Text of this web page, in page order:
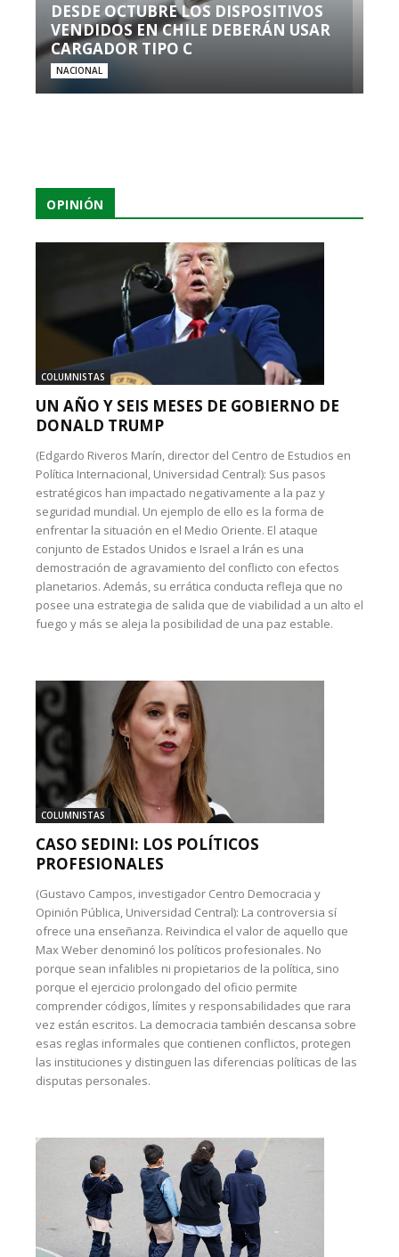
DESDE OCTUBRE LOS DISPOSITIVOS
VENDIDOS EN CHILE DEBERÁN USAR
CARGADOR TIPO C
NACIONAL
OPINIÓN
COLUMNISTAS
UN AÑO Y SEIS MESES DE GOBIERNO DE
DONALD TRUMP
(Edgardo Riveros Marín, director del Centro de Estudios en
Política Internacional, Universidad Central): Sus pasos
estratégicos han impactado negativamente a la paz y
seguridad mundial. Un ejemplo de ello es la forma de
enfrentar la situación en el Medio Oriente. El ataque
conjunto de Estados Unidos e Israel a Irán es una
demostración de agravamiento del conflicto con efectos
planetarios. Además, su errática conducta refleja que no
posee una estrategia de salida que de viabilidad a un alto el
fuego y más se aleja la posibilidad de una paz estable.
COLUMNISTAS
CASO SEDINI: LOS POLÍTICOS
PROFESIONALES
(Gustavo Campos, investigador Centro Democracia y
Opinión Pública, Universidad Central): La controversia sí
ofrece una enseñanza. Reivindica el valor de aquello que
Max Weber denominó los políticos profesionales. No
porque sean infalibles ni propietarios de la política, sino
porque el ejercicio prolongado del oficio permite
comprender códigos, límites y responsabilidades que rara
vez están escritos. La democracia también descansa sobre
esas reglas informales que contienen conflictos, protegen
las instituciones y distinguen las diferencias políticas de las
disputas personales.